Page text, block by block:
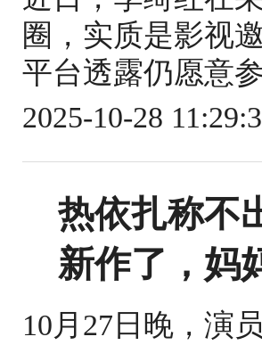
圈，实质是影视
平台透露仍愿意
2025-10-28
热依扎称不
新作了，妈
10月27日晚，演